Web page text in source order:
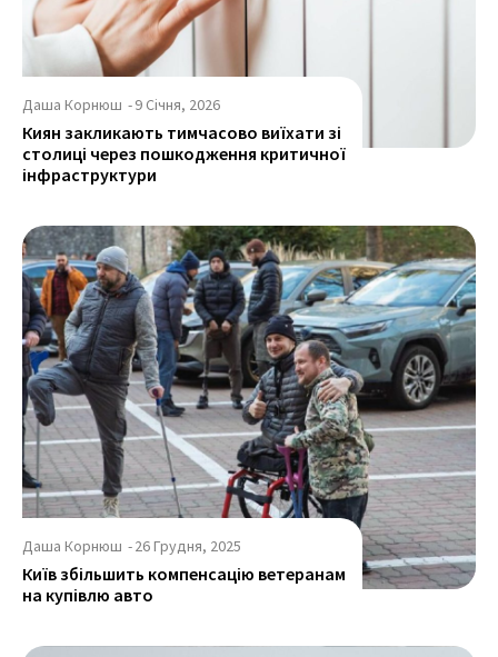
Даша Корнюш -9 Січня, 2026
Киян закликають тимчасово виїхати зі
столиці через пошкодження критичної
інфраструктури
Даша Корнюш -26 Грудня, 2025
Київ збільшить компенсацію ветеранам
на купівлю авто